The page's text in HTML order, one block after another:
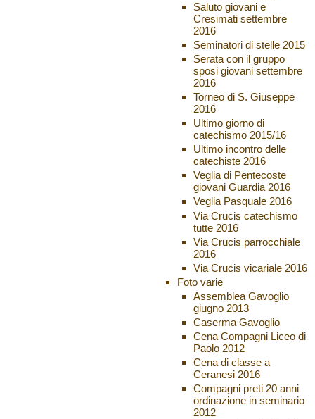
Saluto giovani e
Cresimati settembre
2016
Seminatori di stelle 2015
Serata con il gruppo
sposi giovani settembre
2016
Torneo di S. Giuseppe
2016
Ultimo giorno di
catechismo 2015/16
Ultimo incontro delle
catechiste 2016
Veglia di Pentecoste
giovani Guardia 2016
Veglia Pasquale 2016
Via Crucis catechismo
tutte 2016
Via Crucis parrocchiale
2016
Via Crucis vicariale 2016
Foto varie
Assemblea Gavoglio
giugno 2013
Caserma Gavoglio
Cena Compagni Liceo di
Paolo 2012
Cena di classe a
Ceranesi 2016
Compagni preti 20 anni
ordinazione in seminario
2012